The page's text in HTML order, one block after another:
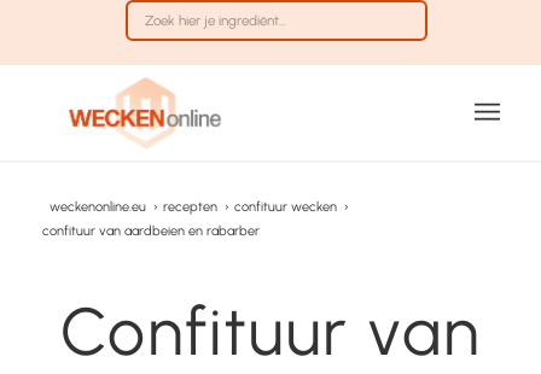
weckenonline.eu › recepten › confituur wecken ›
confituur van aardbeien en rabarber
Confituur van